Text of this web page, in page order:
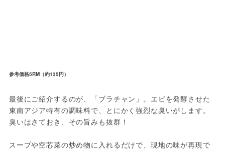
参考価格5RM（約135円）
最後にご紹介するのが、「ブラチャン」。エビを発酵させた
東南アジア特有の調味料で、とにかく強烈な臭いがします。
臭いはさておき、その旨みも抜群！
スープや空芯菜の炒め物に入れるだけで、現地の味が再現で